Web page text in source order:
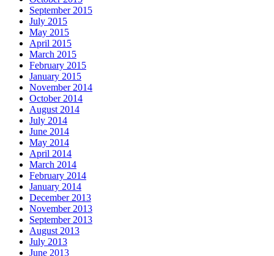
September 2015
July 2015
May 2015
April 2015
March 2015
February 2015
January 2015
November 2014
October 2014
August 2014
July 2014
June 2014
May 2014
April 2014
March 2014
February 2014
January 2014
December 2013
November 2013
September 2013
August 2013
July 2013
June 2013